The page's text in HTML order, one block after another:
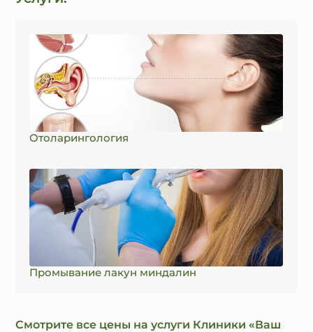
Отоларингология
Промывание лакун миндалин
Смотрите все цены на услуги Клиники «Ваш